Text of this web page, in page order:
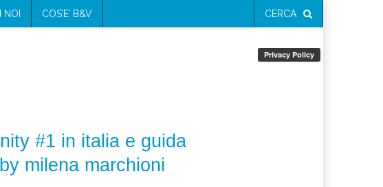
NOI COS’E’ B&V CERCA
#1 in italia e guida
milena marchioni